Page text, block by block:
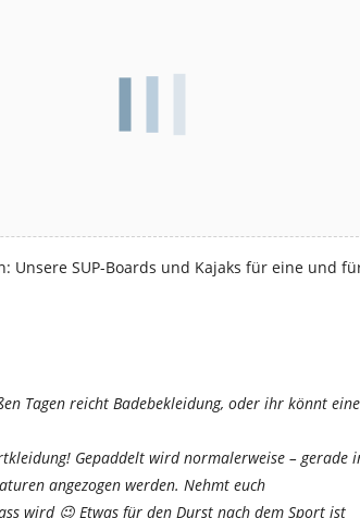
Unsere SUP-Boards und Kajaks für eine und
Tagen reicht Badebekleidung, oder ihr könnt eine
Gepaddelt wird normalerweise – gerade
angezogen werden. Nehmt euch
wird 😉 Etwas für den Durst nach dem Sport ist